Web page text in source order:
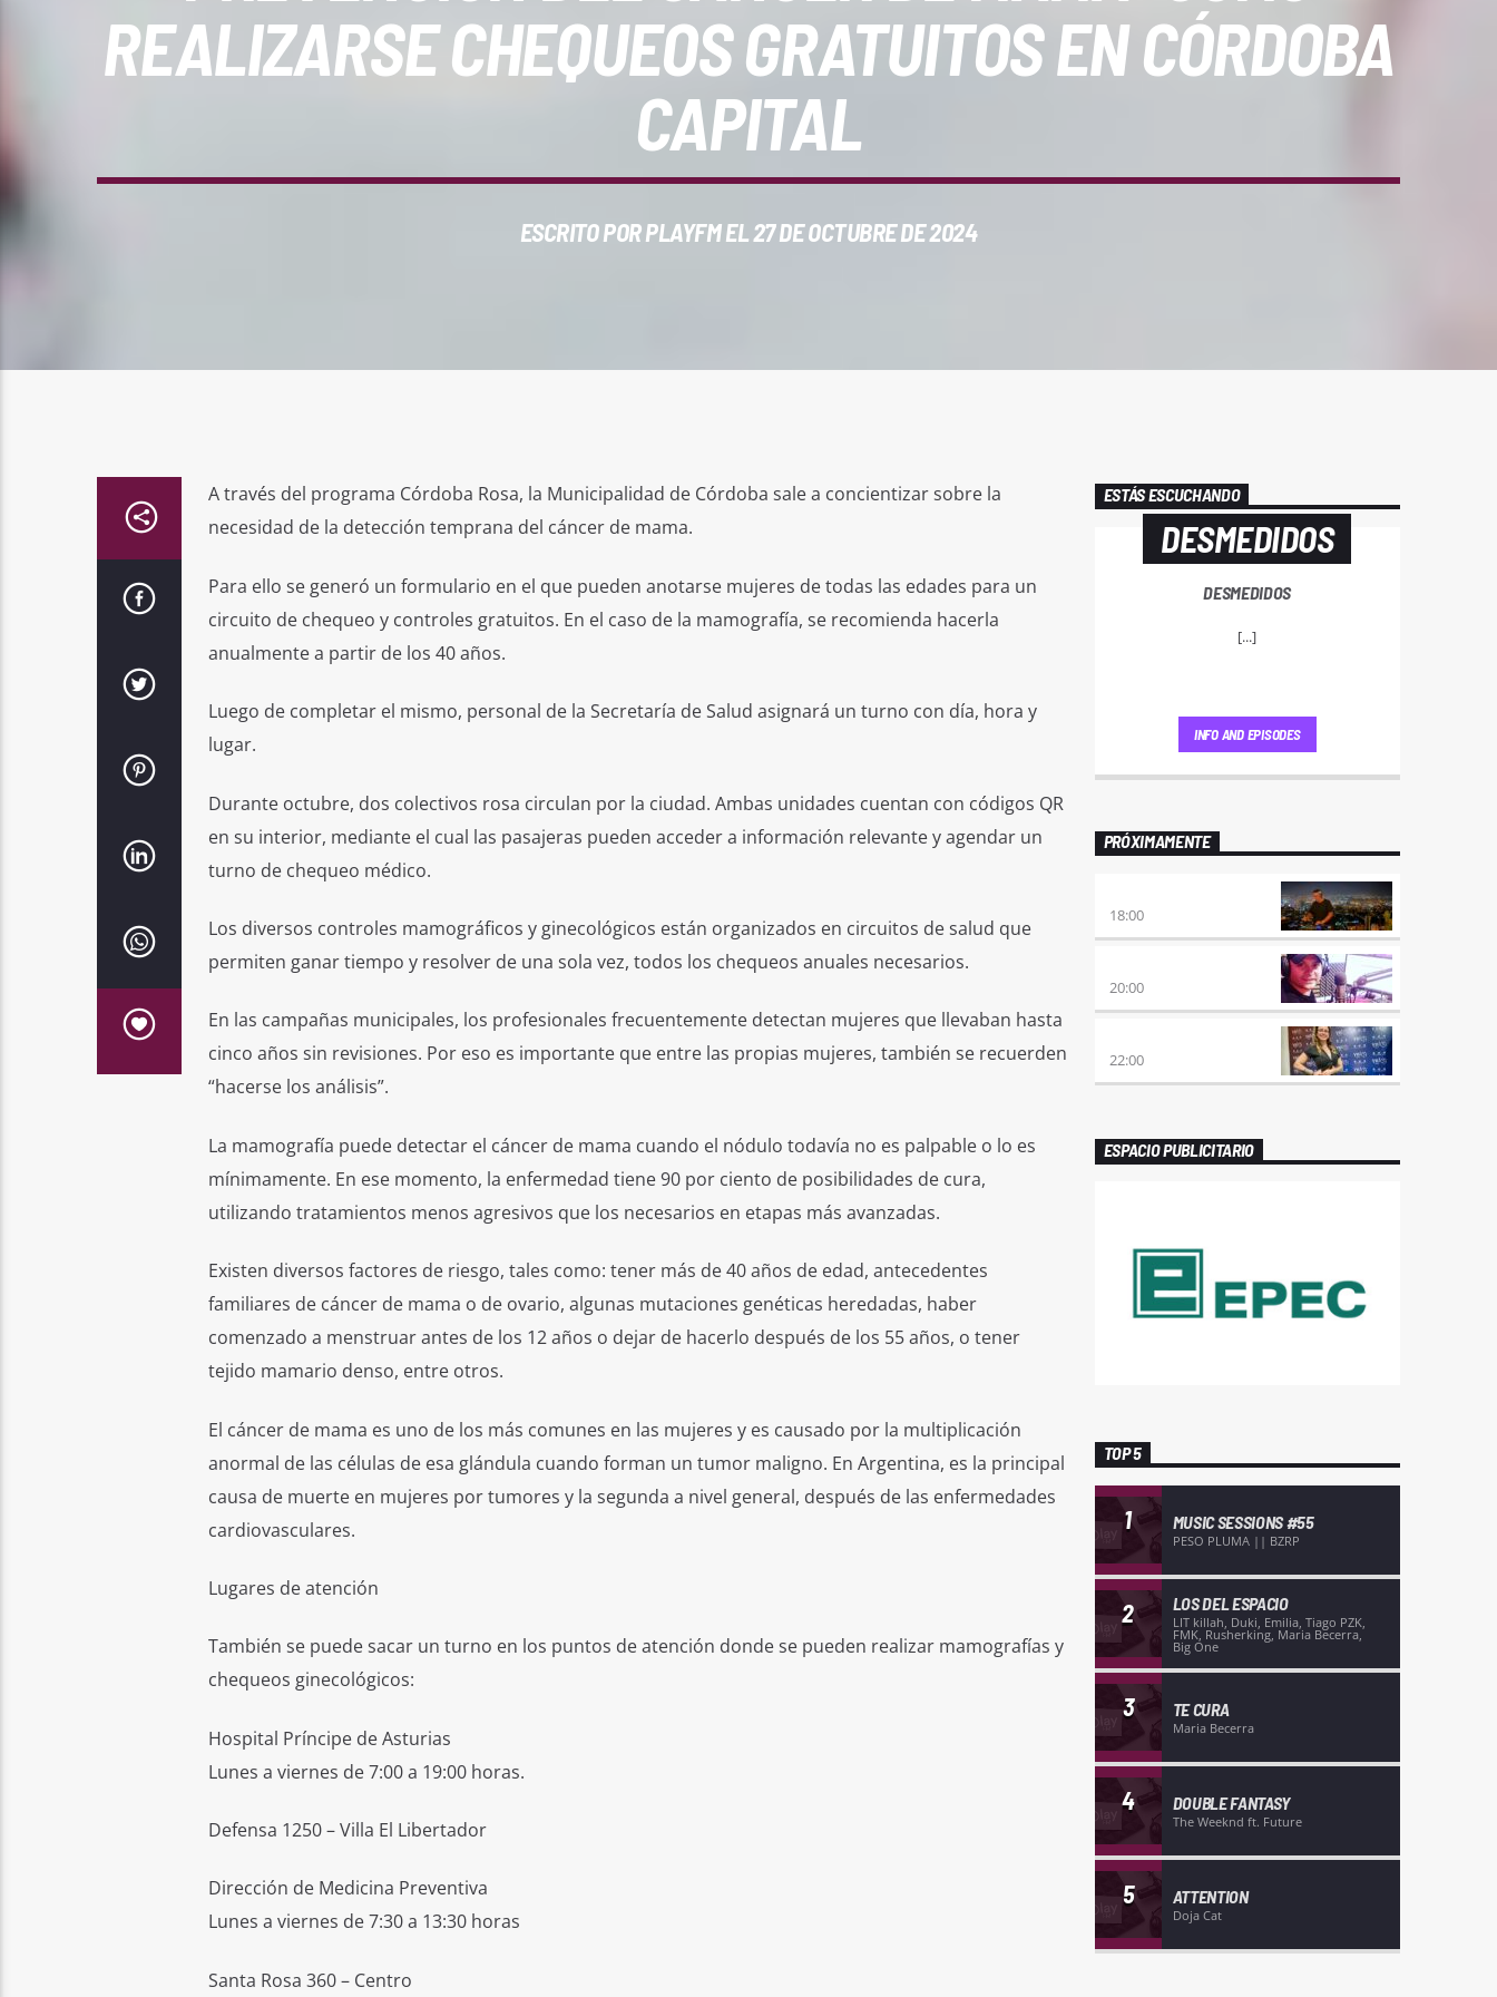
REALIZARSE CHEQUEOS GRATUITOS EN CÓRDOBA
CAPITAL
ESCRITO PORPLAYFMEL 27 DE OCTUBRE DE 2024
A través del programa Córdoba Rosa, la Municipalidad de Córdoba sale a concientizar sobre la
necesidad de la detección temprana del cáncer de mama.
Para ello se generó un formulario en el que pueden anotarse mujeres de todas las edades para un
circuito de chequeo y controles gratuitos. En el caso de la mamografía, se recomienda hacerla
anualmente a partir de los 40 años.
Luego de completar el mismo, personal de la Secretaría de Salud asignará un turno con día, hora y
lugar.
Durante octubre, dos colectivos rosa circulan por la ciudad. Ambas unidades cuentan con códigos QR
en su interior, mediante el cual las pasajeras pueden acceder a información relevante y agendar un
turno de chequeo médico.
Los diversos controles mamográficos y ginecológicos están organizados en circuitos de salud que
permiten ganar tiempo y resolver de una sola vez, todos los chequeos anuales necesarios.
En las campañas municipales, los profesionales frecuentemente detectan mujeres que llevaban hasta
cinco años sin revisiones. Por eso es importante que entre las propias mujeres, también se recuerden
“hacerse los análisis”.
La mamografía puede detectar el cáncer de mama cuando el nódulo todavía no es palpable o lo es
mínimamente. En ese momento, la enfermedad tiene 90 por ciento de posibilidades de cura,
utilizando tratamientos menos agresivos que los necesarios en etapas más avanzadas.
Existen diversos factores de riesgo, tales como: tener más de 40 años de edad, antecedentes
familiares de cáncer de mama o de ovario, algunas mutaciones genéticas heredadas, haber
comenzado a menstruar antes de los 12 años o dejar de hacerlo después de los 55 años, o tener
tejido mamario denso, entre otros.
El cáncer de mama es uno de los más comunes en las mujeres y es causado por la multiplicación
anormal de las células de esa glándula cuando forman un tumor maligno. En Argentina, es la principal
causa de muerte en mujeres por tumores y la segunda a nivel general, después de las enfermedades
cardiovasculares.
Lugares de atención
También se puede sacar un turno en los puntos de atención donde se pueden realizar mamografías y
chequeos ginecológicos:
Hospital Príncipe de Asturias
Lunes a viernes de 7:00 a 19:00 horas.
Defensa 1250 – Villa El Libertador
Dirección de Medicina Preventiva
Lunes a viernes de 7:30 a 13:30 horas
Santa Rosa 360 – Centro
ESTÁS ESCUCHANDO
DESMEDIDOS
DESMEDIDOS
[...]
INFO AND EPISODES
PRÓXIMAMENTE
18:00
20:00
22:00
ESPACIO PUBLICITARIO
TOP 5
1 MUSIC SESSIONS #55
PESO PLUMA || BZRP
2 LOS DEL ESPACIO
LIT killah, Duki, Emilia, Tiago PZK,
FMK, Rusherking, Maria Becerra,
Big One
3 TE CURA
Maria Becerra
4 DOUBLE FANTASY
The Weeknd ft. Future
5 ATTENTION
Doja Cat